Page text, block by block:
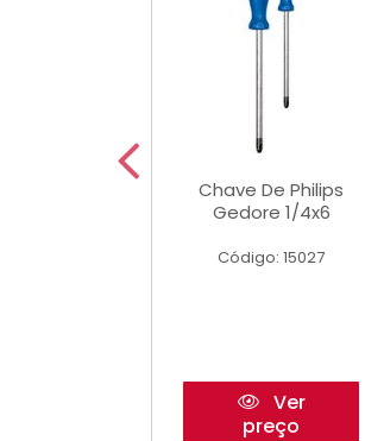
Chave De Philips
Gedore 1/4x6
Código: 15027
Ver
preço